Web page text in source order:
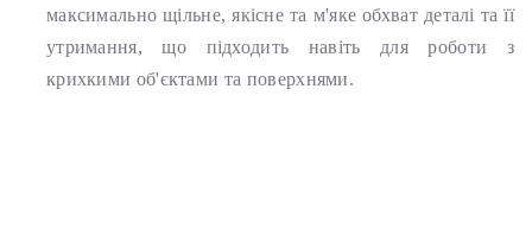
максимально щільне, якісне та м'яке обхват деталі та її
утримання, що підходить навіть для роботи з
крихкими об'єктами та поверхнями.